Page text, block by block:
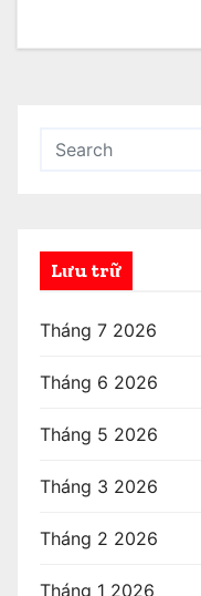
Lưu trữ
Tháng 7 2026
Tháng 6 2026
Tháng 5 2026
Tháng 3 2026
Tháng 2 2026
Tháng 1 2026